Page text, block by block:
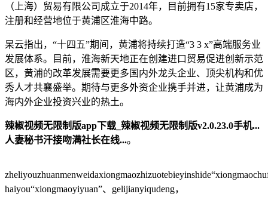
（上海）贸易有限公司成立于2014年，目前拥有15家专卖店，
注册和经营地位于黄浦区淮海中路。
杲云指出，“十四五”期间，黄浦将持续打造“3 3 x”高端服务业
发展体系。目前，淮海新天地正在创建进口贸易促进创新示范
区，黄浦的改革发展需要更多国内外龙头企业、顶尖机构和优
秀人才共襄盛举。期待与更多外资企业携手并进，让黄浦成为
海内外企业投资兴业的热土。
辣椒视频无限制版app下载_辣椒视频无限制版v2.0.23.0手机...
人妻秘书汗接吻满社长在线...。
haiyou“xiongmaoyiyuan”、gelijianyiqudeng，